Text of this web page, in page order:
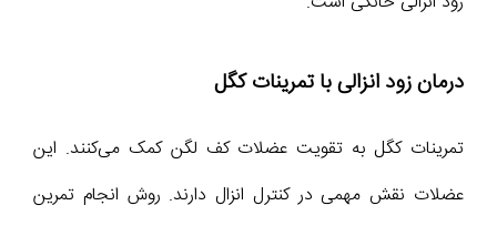
درمان زود انزالی با تمرینات کگل
تمرینات کگل به تقویت عضلات کف لگن کمک می‌کنند. این
عضلات نقش مهمی در کنترل انزال دارند. روش انجام تمرین